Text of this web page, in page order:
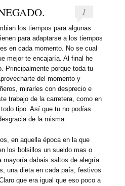
1
los tiempos para algunas
para adaptarse a los tiempos
en cada momento. No se cual
mejor te encajaría. Al final he
Principalmente porque toda tu
del momento y
mirarles con desprecio e
trabajo de la carretera, como en
tipo. Así que tu no podías
de la misma.
en aquella época en la que
los bolsillos un sueldo mas o
mayoría dabais saltos de alegría
una dieta en cada país, festivos
que era igual que eso poco a